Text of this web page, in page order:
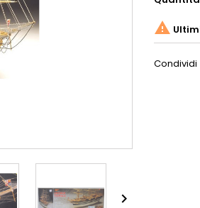


Condividi